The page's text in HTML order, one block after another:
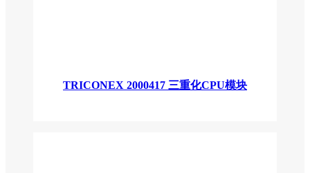
TRICONEX 2000417 三重化CPU模块